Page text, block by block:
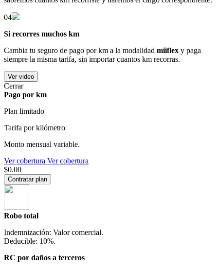
04
Si recorres muchos km
Cambia tu seguro de pago por km a la modalidad miiflex y paga
siempre la misma tarifa, sin importar cuantos km recorras.
Ver video
Cerrar
Pago por km
Plan limitado
Tarifa por kilómetro
Monto mensual variable.
Ver cobertura Ver cobertura
$0.00
Contratar plan
Robo total
Indemnización: Valor comercial.
Deducible: 10%.
RC por daños a terceros